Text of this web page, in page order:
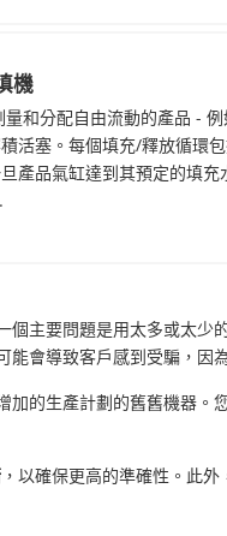
機
和分配自由流動的產品 -
活塞。每個填充/釋放循環
產品氣缸達到其預定的填
主要問題是用太多或太少
會導致客戶感到受騙，因
的生產計劃的舊舊機器。
，以確保更高的準確性。此